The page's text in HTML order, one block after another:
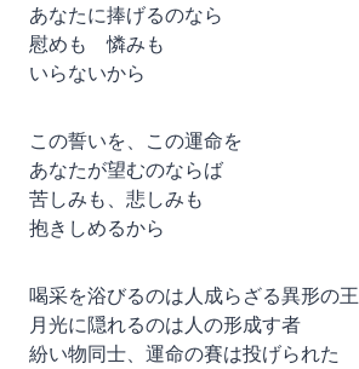
あなたに捧げるのなら
慰めも 憐みも
いらないから
この誓いを、この運命を
あなたが望むのならば
苦しみも、悲しみも
抱きしめるから
喝采を浴びるのは人成らざる異形の王
月光に隠れるのは人の形成す者
紛い物同士、運命の賽は投げられた